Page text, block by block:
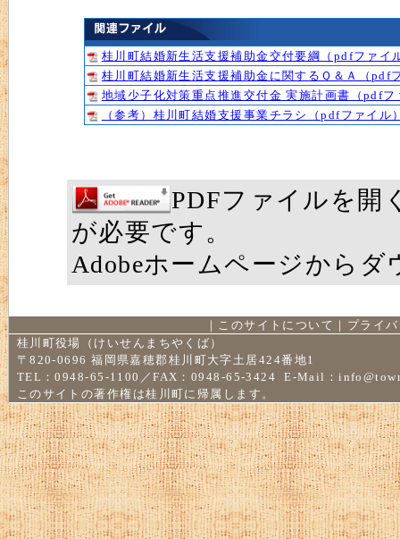
桂川町結婚新生活支援補助金交付要綱（pdfファイ
桂川町結婚新生活支援補助金に関するＱ＆Ａ（pdf
地域少子化対策重点推進交付金 実施計画書（pdf
（参考）桂川町結婚支援事業チラシ（pdfファイル
PDFファイルを開
が必要です。
Adobeホームページから
｜ このサイトについて ｜ プライ
桂川町役場（けいせんまちやくば）
〒820-0696 福岡県嘉穂郡桂川町大字土居424番地1
TEL：0948-65-1100／FAX：0948-65-3424 E-Mail：
このサイトの著作権は桂川町に帰属します。